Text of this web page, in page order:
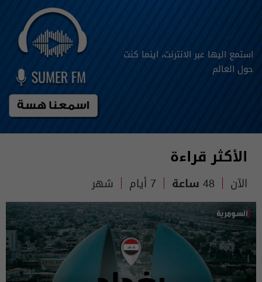
استمع اليها عبر الانترنت، اينما كنت
حول العالم
الأكثر قراءة
الآن 48 ساعة 7 أيام شهر